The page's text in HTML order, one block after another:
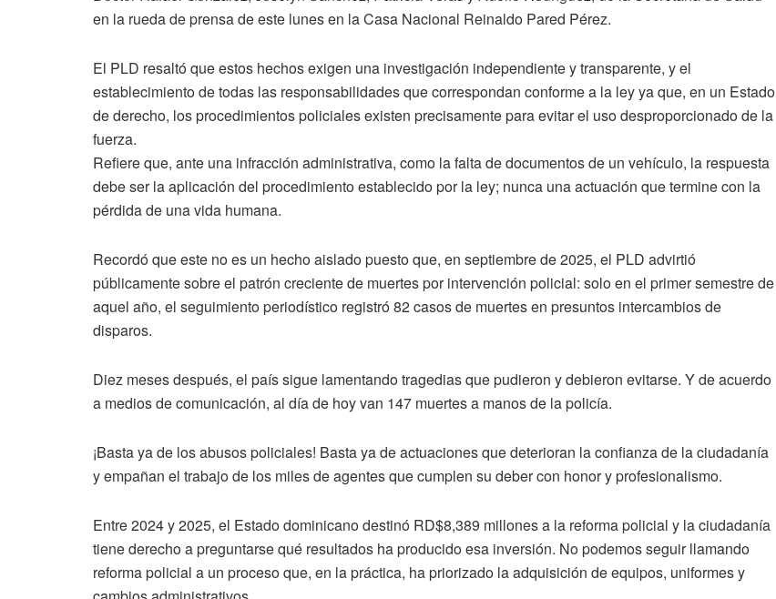
en la rueda de prensa de este lunes en la Casa Nacional Reinaldo Pared Pérez.
El PLD resaltó que estos hechos exigen una investigación independiente y transparente, y el
establecimiento de todas las responsabilidades que correspondan conforme a la ley ya que, en un Estado
de derecho, los procedimientos policiales existen precisamente para evitar el uso desproporcionado de la
fuerza.
Refiere que, ante una infracción administrativa, como la falta de documentos de un vehículo, la respuesta
debe ser la aplicación del procedimiento establecido por la ley; nunca una actuación que termine con la
pérdida de una vida humana.
Recordó que este no es un hecho aislado puesto que, en septiembre de 2025, el PLD advirtió
públicamente sobre el patrón creciente de muertes por intervención policial: solo en el primer semestre de
aquel año, el seguimiento periodístico registró 82 casos de muertes en presuntos intercambios de
disparos.
Diez meses después, el país sigue lamentando tragedias que pudieron y debieron evitarse. Y de acuerdo
a medios de comunicación, al día de hoy van 147 muertes a manos de la policía.
¡Basta ya de los abusos policiales! Basta ya de actuaciones que deterioran la confianza de la ciudadanía
y empañan el trabajo de los miles de agentes que cumplen su deber con honor y profesionalismo.
Entre 2024 y 2025, el Estado dominicano destinó RD$8,389 millones a la reforma policial y la ciudadanía
tiene derecho a preguntarse qué resultados ha producido esa inversión. No podemos seguir llamando
reforma policial a un proceso que, en la práctica, ha priorizado la adquisición de equipos, uniformes y